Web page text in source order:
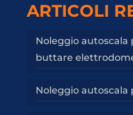
ARTICOLI
Noleggio autoscala
buttare
Noleggio autoscala